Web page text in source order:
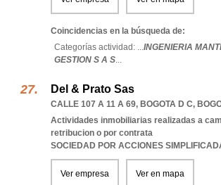
Coincidencias en la búsqueda de:
Categorías actividad: ...INGENIERIA
GESTION S A S...
Del & Prato Sas
CALLE 107 A 11 A 69, BOGOTA D C,
Actividades inmobiliarias realizadas a
retribucion o por contrata
SOCIEDAD POR ACCIONES
Ver empresa Ver en mapa